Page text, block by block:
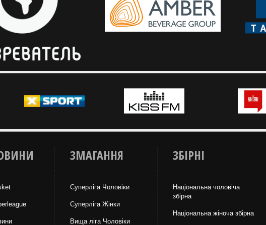
ЗМАГАННЯ
Суперліга Чоловіки
Суперліга Жінки
Вища лiга Чоловіки
ЗБІРНІ
Національна чоловіча
збірна
Національна жiноча збірна